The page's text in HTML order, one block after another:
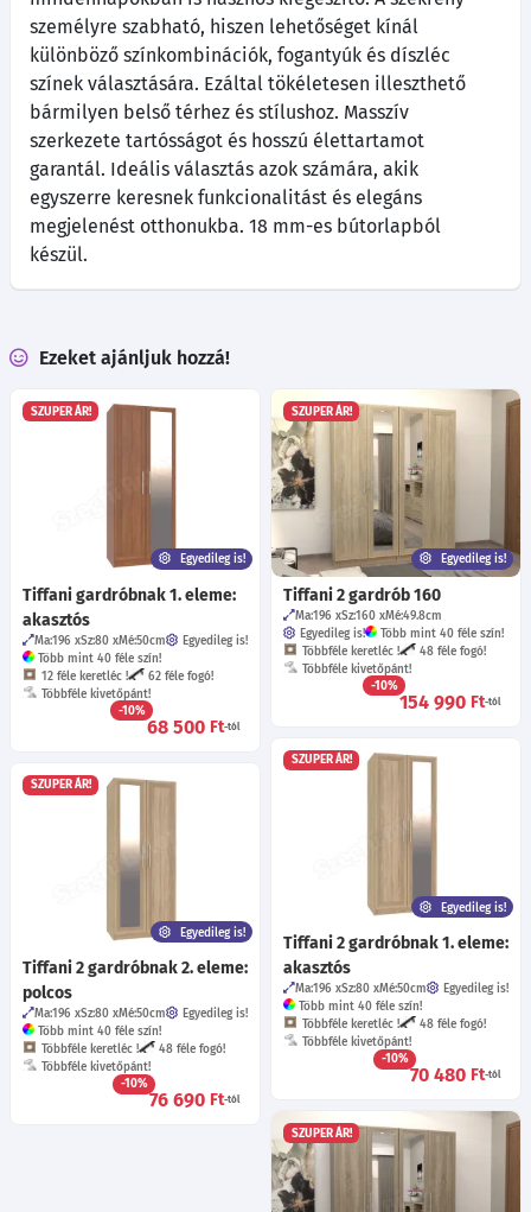
személyre szabható, hiszen lehetőséget kínál
különböző színkombinációk, fogantyúk és díszléc
színek választására. Ezáltal tökéletesen illeszthető
bármilyen belső térhez és stílushoz. Masszív
szerkezete tartósságot és hosszú élettartamot
garantál. Ideális választás azok számára, akik
egyszerre keresnek funkcionalitást és elegáns
megjelenést otthonukba. 18 mm-es bútorlapból
készül.
Ezeket ajánljuk hozzá!
SZUPER ÁR!
Egyedileg is!
Tiffani gardróbnak 1. eleme:
akasztós
Ma:196 Sz:80 Mé:50cm
Egyedileg is!
Több mint 40 féle szín!
12 féle keretléc !
62 féle fogó!
Többféle kivetőpánt!
-10%
68 500 Ft-tól
SZUPER ÁR!
Egyedileg is!
Tiffani 2 gardrób 160
Ma:196 Sz:160 Mé:49.8cm
Egyedileg is!
Több mint 40 féle szín!
Többféle keretléc !
48 féle fogó!
Többféle kivetőpánt!
-10%
154 990 Ft-tól
SZUPER ÁR!
Egyedileg is!
Tiffani 2 gardróbnak 1. eleme:
akasztós
Ma:196 Sz:80 Mé:50cm
Egyedileg is!
Több mint 40 féle szín!
Többféle keretléc !
48 féle fogó!
Többféle kivetőpánt!
-10%
70 480 Ft-tól
SZUPER ÁR!
Egyedileg is!
Tiffani 2 gardróbnak 2. eleme:
polcos
Ma:196 Sz:80 Mé:50cm
Egyedileg is!
Több mint 40 féle szín!
Többféle keretléc !
48 féle fogó!
Többféle kivetőpánt!
-10%
76 690 Ft-tól
SZUPER ÁR!